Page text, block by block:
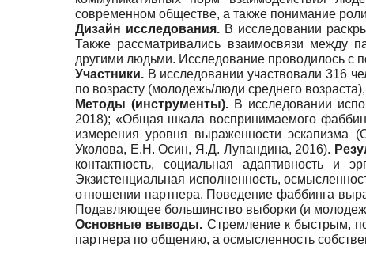
современном обществе, а также понимание
Дизайн исследования. В исследовании
Также рассматривались взаимосвязи между
другими людьми. Исследование проводилось с
Участники. В исследовании участвовали 316
по возрасту (молодежь/люди среднего
Методы (инструменты). В исследовании
2018); «Общая шкала воспринимаемого
измерения уровня выраженности эскапизма
Уколова, Е.Н. Осин, Я.Д. Лупандина, 2016).
контактность, социальная адаптивность и
Экзистенциальная исполненность,
отношении партнера. Поведение фаббинга
Подавляющее большинство выборки (и
Основные выводы. Стремление к быстрым,
партнера по общению, а осмысленность